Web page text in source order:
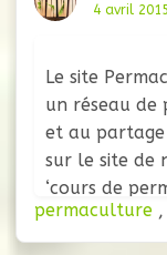
4 avril 2015
Le site
un réseau de
et au partage
sur le site de
‘cours de
fondateurs,
Également
permaculture ,